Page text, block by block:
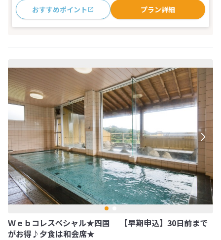
おすすめポイント プラン詳細
Ｗｅｂコレスペシャル★四国 【早期申込】30日前まで
がお得♪夕食は和会席★